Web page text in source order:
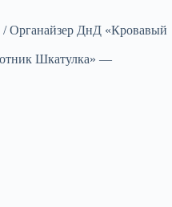
/ Органайзер ДнД «Кровавый